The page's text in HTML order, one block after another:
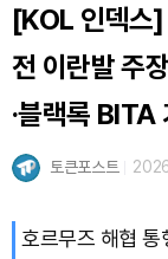
[KOL 인덱스]
전 이란발 주
·블랙록
토큰포스트
호르무즈 해협 통